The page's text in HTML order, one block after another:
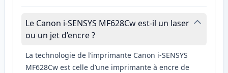
Le Canon i-SENSYS MF628Cw est-il un laser
ou un jet d’encre ?
La technologie de l’imprimante Canon i-SENSYS
MF628Cw est celle d’une imprimante à encre de